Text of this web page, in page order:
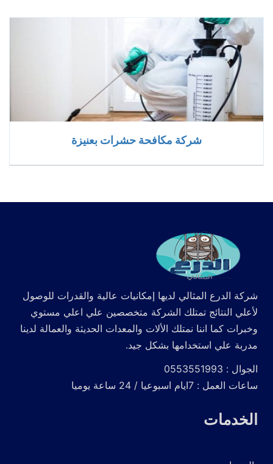
شركة مكافحة حشرات بعنيزة
شركة الدرع المثالي لديها إمكانيات عالية والقدرات للوصول
لأعلي النتائج تمتلك الشركة متخصصين علي اعلي مستوي
وخبرات كما اننا نمتلك الألات والمعدات الحديثة والعمالة لدينا
مدربة علي استخدامها بشكل جيد.
الجوال : 0553551993
ساعات العمل : 7ايام اسبوعيا / 24 ساعة يوميا
الخدمات